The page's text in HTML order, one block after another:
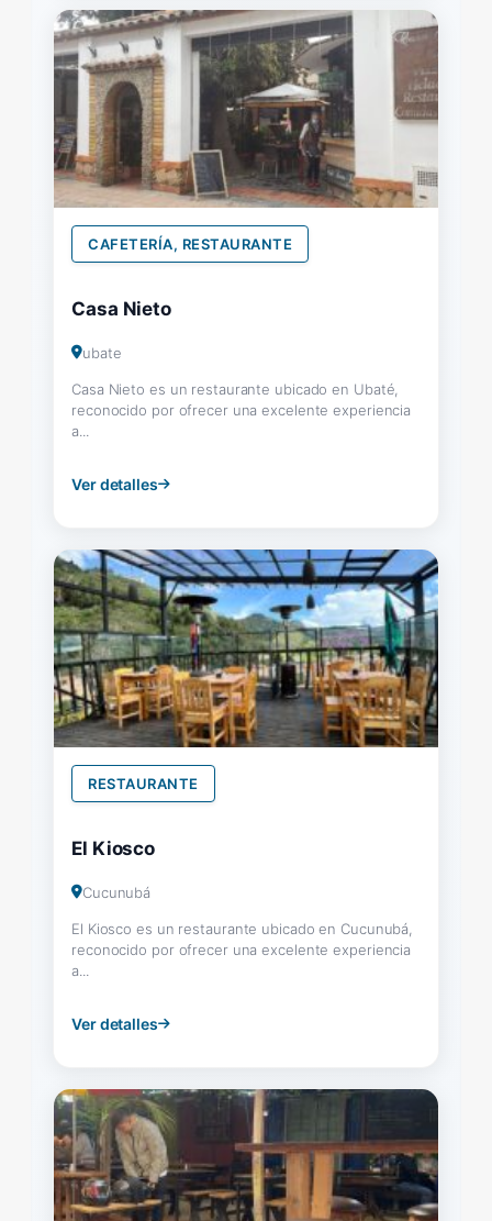
CAFETERÍA, RESTAURANTE
Casa Nieto
ubate
Casa Nieto es un restaurante ubicado en Ubaté,
reconocido por ofrecer una excelente experiencia
a...
Ver detalles
RESTAURANTE
El Kiosco
Cucunubá
El Kiosco es un restaurante ubicado en Cucunubá,
reconocido por ofrecer una excelente experiencia
a...
Ver detalles